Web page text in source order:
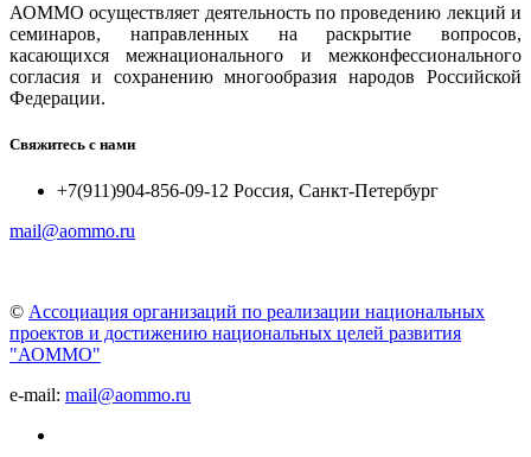
АОММО осуществляет деятельность по проведению лекций и
семинаров, направленных на раскрытие вопросов,
касающихся межнационального и межконфессионального
согласия и сохранению многообразия народов Российской
Федерации.
Свяжитесь с нами
+7(911)904-856-09-12 Россия, Санкт-Петербург
mail@aommo.ru
© Ассоциация организаций по реализации национальных
проектов и достижению национальных целей развития
"АОММО"
e-mail: mail@aommo.ru